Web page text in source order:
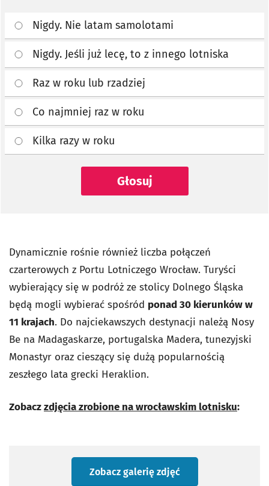
Nigdy. Nie latam samolotami
Nigdy. Jeśli już lecę, to z innego lotniska
Raz w roku lub rzadziej
Co najmniej raz w roku
Kilka razy w roku
Głosuj
Dynamicznie rośnie również liczba połączeń
czarterowych z Portu Lotniczego Wrocław. Turyści
wybierający się w podróż ze stolicy Dolnego Śląska
będą mogli wybierać spośród ponad 30 kierunków w
11 krajach. Do najciekawszych destynacji należą Nosy
Be na Madagaskarze, portugalska Madera, tunezyjski
Monastyr oraz cieszący się dużą popularnością
zeszłego lata grecki Heraklion.
Zobaczzdjęcia zrobione na wrocławskim lotnisku:
Zobacz galerię zdjęć